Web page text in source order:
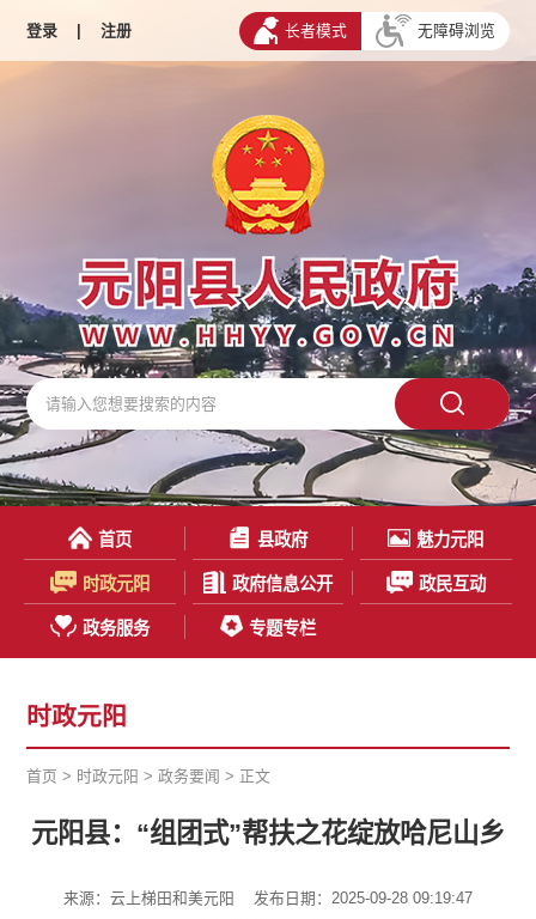
登录 | 注册 长者模式 无障碍浏览
首页 县政府 魅力元阳
时政元阳 政府信息公开 政民互动
政务服务 专题专栏
时政元阳
首页 > 时政元阳 >政务要闻 > 正文
元阳县：“组团式”帮扶之花绽放哈尼山乡
来源：云上梯田和美元阳
发布日期：2025-09-28 09:19:47